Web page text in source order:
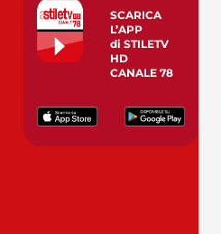
SCARICA
L’APP
di STILETV
HD
CANALE 78